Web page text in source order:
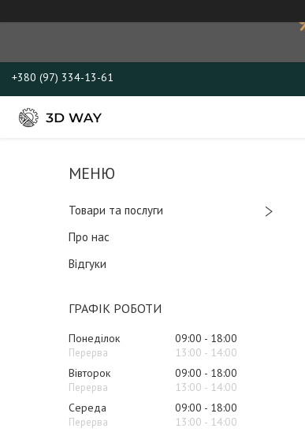
+380 (97) 334-13-61
Товари та послуги
Про нас
Відгуки
ГРАФІК РОБОТИ
Понеділок 09:00
18:00
13:00
14:00
Вівторок
09:00
18:00
13:00
14:00
Середа
09:00
18:00
13:00
14:00